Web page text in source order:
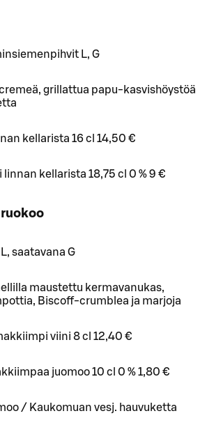
L, G
grillattua papu-kasvishöystöä
kellarista 16 cl 14,50 €
kellarista 18,75 cl 0 % 9 €
saatavana G
maustettu kermavanukas,
Biscoff-crumblea ja marjoja
viini 8 cl 12,40 €
juomoo 10 cl 0 % 1,80 €
/ Kaukomuan vesj. hauvuketta